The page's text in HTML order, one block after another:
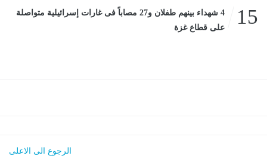
15
4 شهداء بينهم طفلان و27 مصاباً فى غارات إسرائيلية متواصلة
على قطاع غزة
الرجوع الى الاعلى